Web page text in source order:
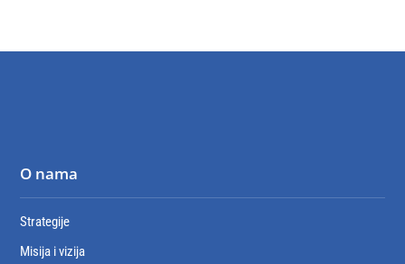
O nama
Strategije
Misija i vizija